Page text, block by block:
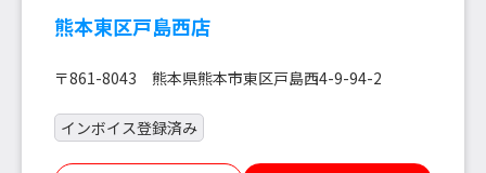
熊本東区戸島西店
〒861-8043 熊本県熊本市東区戸島西4-9-94-2
インボイス登録済み